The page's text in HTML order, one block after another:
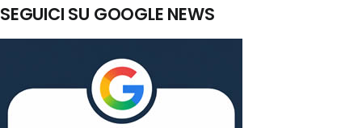
SEGUICI SU GOOGLE NEWS